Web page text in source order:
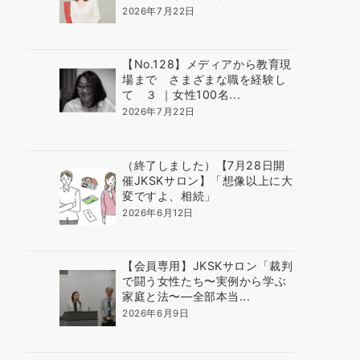
2026年7月22日
【No.128】メディアから教育現
場まで さまざまな職を経験し
て ３ ｜女性100名...
2026年7月22日
（終了しました）【7月28日開
催JKSKサロン】「想像以上に大
変ですよ、相続」
2026年6月12日
【会員専用】JKSKサロン「裁判
で闘う女性たち〜実例から学ぶ
家庭と法〜―全部本当...
2026年6月9日